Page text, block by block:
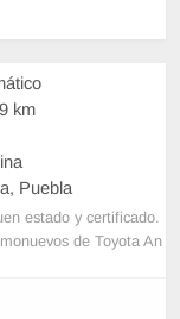
km
Puebla
estado y certificado.
de Toyota An